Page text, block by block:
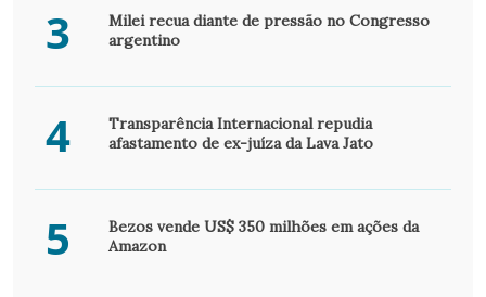
3
Milei recua diante de pressão no Congresso
argentino
4
Transparência Internacional repudia
afastamento de ex-juíza da Lava Jato
5
Bezos vende US$ 350 milhões em ações da
Amazon